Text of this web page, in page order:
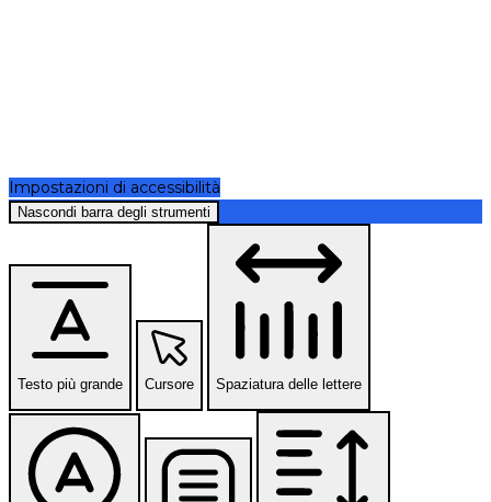
Impostazioni di accessibilità
Nascondi barra degli strumenti
Testo più grande Cursore Spaziatura delle lettere